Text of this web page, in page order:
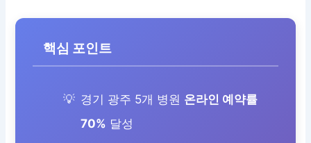
핵심 포인트
경기 광주 5개 병원 온라인 예약률
70% 달성